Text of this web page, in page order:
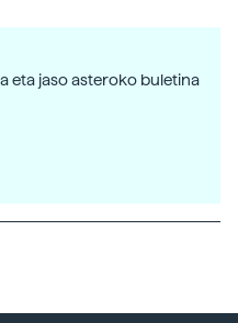
eta jaso asteroko buletina